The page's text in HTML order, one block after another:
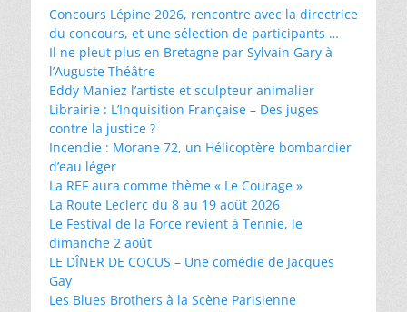
Concours Lépine 2026, rencontre avec la directrice
du concours, et une sélection de participants …
Il ne pleut plus en Bretagne par Sylvain Gary à
l’Auguste Théâtre
Eddy Maniez l’artiste et sculpteur animalier
Librairie : L’Inquisition Française – Des juges
contre la justice ?
Incendie : Morane 72, un Hélicoptère bombardier
d’eau léger
La REF aura comme thème « Le Courage »
La Route Leclerc du 8 au 19 août 2026
Le Festival de la Force revient à Tennie, le
dimanche 2 août
LE DÎNER DE COCUS – Une comédie de Jacques
Gay
Les Blues Brothers à la Scène Parisienne